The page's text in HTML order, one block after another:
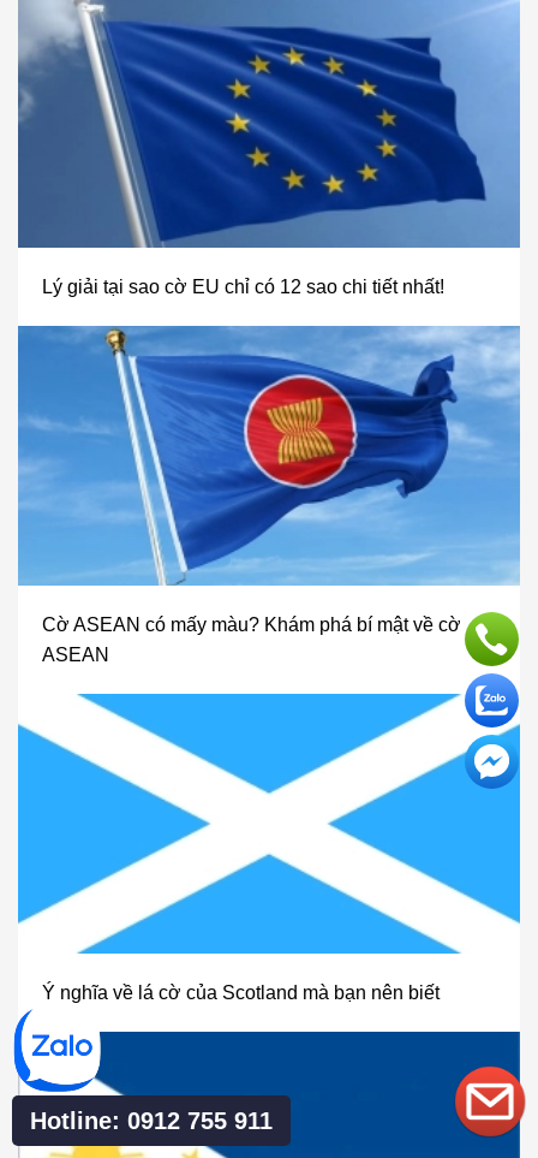
Lý giải tại sao cờ EU chỉ có 12 sao chi tiết nhất!
Cờ ASEAN có mấy màu? Khám phá bí mật về cờ
ASEAN
Ý nghĩa về lá cờ của Scotland mà bạn nên biết
Hotline: 0912 755 911